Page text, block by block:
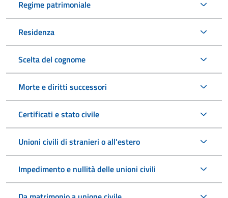
Regime patrimoniale
Residenza
Scelta del cognome
Morte e diritti successori
Certificati e stato civile
Unioni civili di stranieri o all'estero
Impedimento e nullità delle unioni civili